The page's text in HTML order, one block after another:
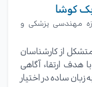
کوشا
مهندسی پزشکی و
از کارشناسان
ارتقاء آگاهی
ساده در اختیار